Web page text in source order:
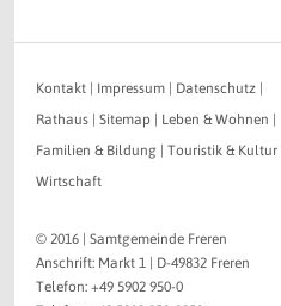
Kontakt Impressum Datenschutz
Rathaus
Sitemap Leben & Wohnen
Familien & Bildung
Touristik & Kultur
Wirtschaft
© 2016 | Samtgemeinde Freren
Anschrift: Markt 1 | D-49832 Freren
Telefon: +49 5902 950-0